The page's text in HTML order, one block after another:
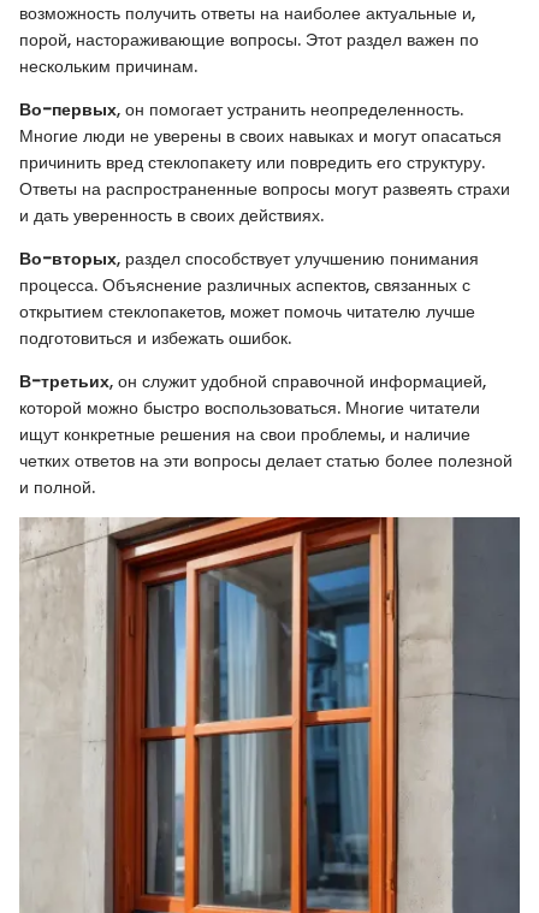
возможность получить ответы на наиболее актуальные и,
порой, настораживающие вопросы. Этот раздел важен по
нескольким причинам.
Во-первых, он помогает устранить неопределенность.
Многие люди не уверены в своих навыках и могут опасаться
причинить вред стеклопакету или повредить его структуру.
Ответы на распространенные вопросы могут развеять страхи
и дать уверенность в своих действиях.
Во-вторых, раздел способствует улучшению понимания
процесса. Объяснение различных аспектов, связанных с
открытием стеклопакетов, может помочь читателю лучше
подготовиться и избежать ошибок.
В-третьих, он служит удобной справочной информацией,
которой можно быстро воспользоваться. Многие читатели
ищут конкретные решения на свои проблемы, и наличие
четких ответов на эти вопросы делает статью более полезной
и полной.